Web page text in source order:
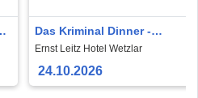
Das Kriminal Dinner -
Krimidinner: Der letzte Joint
der Marie Juana
Ernst Leitz Hotel Wetzlar
24.10.2026